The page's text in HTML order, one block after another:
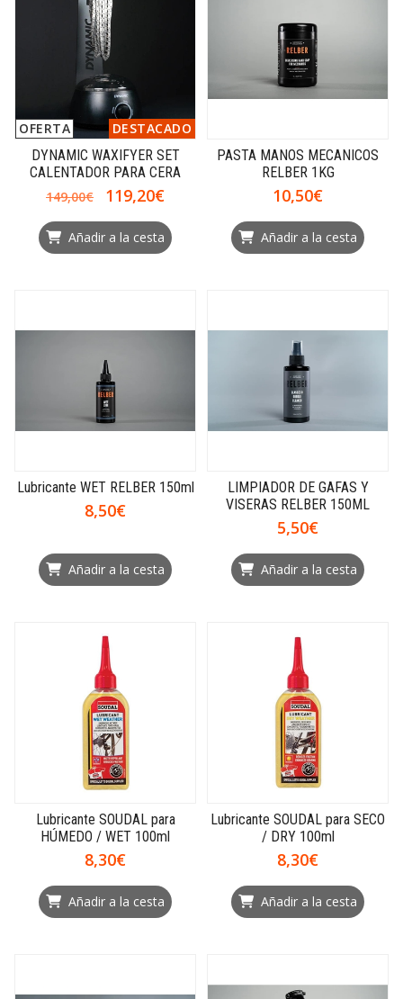
OFERTA
DESTACADO
DYNAMIC WAXIFYER SET
CALENTADOR PARA CERA
149,00€
119,20€
Añadir a la cesta
PASTA MANOS MECANICOS
RELBER 1KG
10,50€
Añadir a la cesta
Lubricante WET RELBER 150ml
8,50€
Añadir a la cesta
LIMPIADOR DE GAFAS Y
VISERAS RELBER 150ML
5,50€
Añadir a la cesta
Lubricante SOUDAL para
HÚMEDO / WET 100ml
8,30€
Añadir a la cesta
Lubricante SOUDAL para SECO
/ DRY 100ml
8,30€
Añadir a la cesta